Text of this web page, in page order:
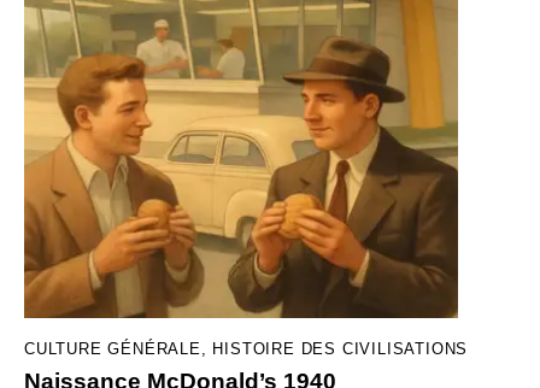
CULTURE GÉNÉRALE, HISTOIRE DES CIVILISATIONS
Naissance McDonald’s 1940